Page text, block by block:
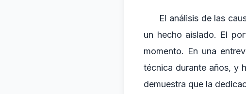
El análisis de las
un hecho aislado. El
momento. En una
técnica durante años, y
demuestra que la